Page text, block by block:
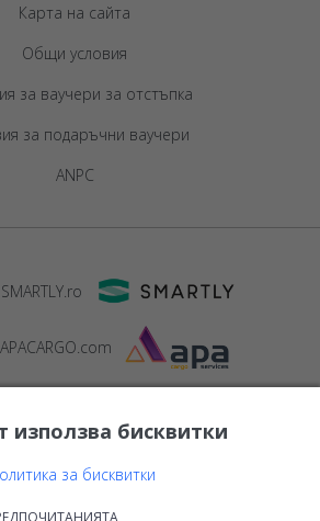
Карта на сайта
Общи условия
за ваучери за отстъпка
за подаръчни ваучери
ANPC
SMARTLY.ro
APACARGO.com
използва бисквитки
за бисквитки